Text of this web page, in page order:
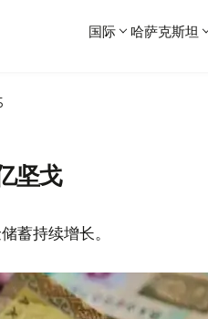
国际 哈萨克斯坦
坚戈
蓄持续增长。